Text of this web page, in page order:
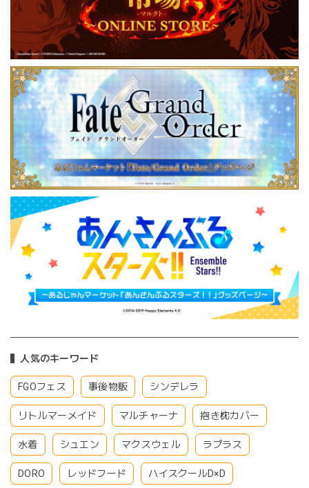
人気のキーワード
FGOフェス 事後物販 シンデレラ
リトルマーメイド マルチャーナ 抱き枕カバー
水着 シュエン マクスウェル ラプラス
DORO レッドフード ハイスクールD×D